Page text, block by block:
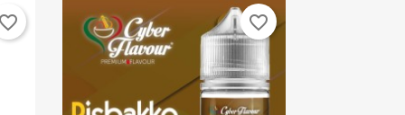
favorite_border favorite_border